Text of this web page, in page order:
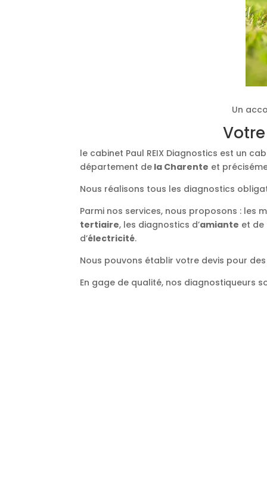
Un
le cabinet Paul REIX Diagnostics est un
département de la Charente et
Nous réalisons tous les diagnostics
Parmi nos services, nous proposons : les
tertiaire, les diagnostics d’amiante et de
d’électricité.
Nous pouvons établir votre devis pour
En gage de qualité, nos diagnostiqueurs